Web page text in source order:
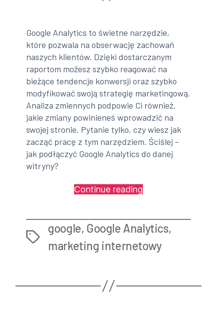
Google Analytics to świetne narzędzie,
które pozwala na obserwację zachowań
naszych klientów. Dzięki dostarczanym
raportom możesz szybko reagować na
bieżące tendencje konwersji oraz szybko
modyfikować swoją strategię marketingową.
Analiza zmiennych podpowie Ci również,
jakie zmiany powinieneś wprowadzić na
swojej stronie. Pytanie tylko, czy wiesz jak
zacząć pracę z tym narzędziem. Ściślej –
jak podłączyć Google Analytics do danej
witryny?
Continue reading
prawidłowe
Tags
google, Google Analytics,
marketing internetowy